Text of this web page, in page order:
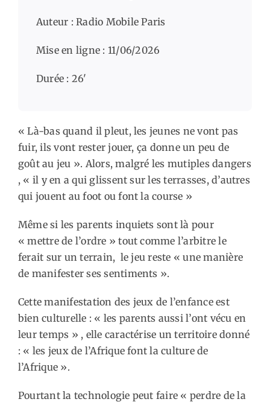
Auteur : Radio Mobile Paris
Mise en ligne : 11/06/2026
Durée : 26'
« Là-bas quand il pleut, les jeunes ne vont pas
fuir, ils vont rester jouer, ça donne un peu de
goût au jeu ». Alors, malgré les mutiples dangers
, « il y en a qui glissent sur les terrasses, d’autres
qui jouent au foot ou font la course »
Même si les parents inquiets sont là pour
« mettre de l’ordre » tout comme l’arbitre le
ferait sur un terrain, le jeu reste « une manière
de manifester ses sentiments ».
Cette manifestation des jeux de l’enfance est
bien culturelle : « les parents aussi l’ont vécu en
leur temps » , elle caractérise un territoire donné
: « les jeux de l’Afrique font la culture de
l’Afrique ».
Pourtant la technologie peut faire « perdre de la